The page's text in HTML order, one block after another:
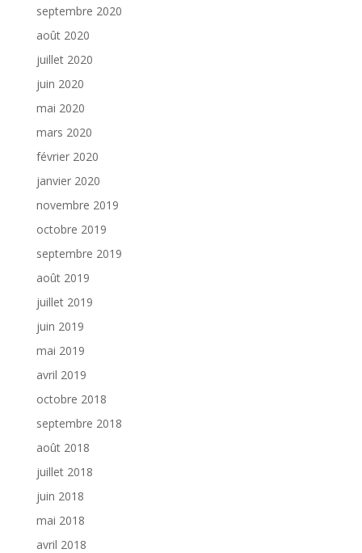
septembre 2020
août 2020
juillet 2020
juin 2020
mai 2020
mars 2020
février 2020
janvier 2020
novembre 2019
octobre 2019
septembre 2019
août 2019
juillet 2019
juin 2019
mai 2019
avril 2019
octobre 2018
septembre 2018
août 2018
juillet 2018
juin 2018
mai 2018
avril 2018